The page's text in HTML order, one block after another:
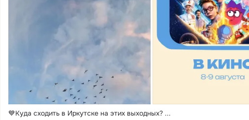
💙Куда сходить в Иркутске на этих выходных? ...